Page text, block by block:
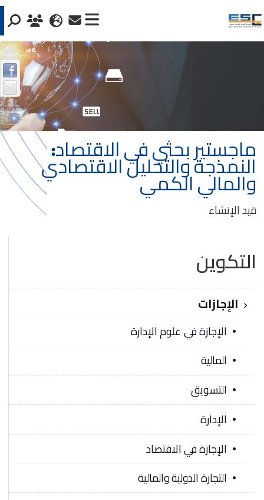
التكوين
الإجازات
الإجازة في علوم الإدارة
المالية
التسويق
الإدارة
الإجازة في الاقتصاد
التجارة الدولية والمالية
ماجستير بحثي في الاقتصاد:
النمذجة والتحليل الاقتصادي
والمالي الكمي
قيد الإنشاء